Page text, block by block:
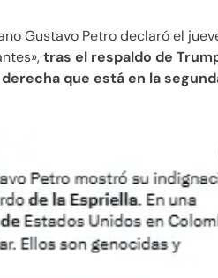
Gustavo Petro declaró el
tras el respaldo de
que está en la